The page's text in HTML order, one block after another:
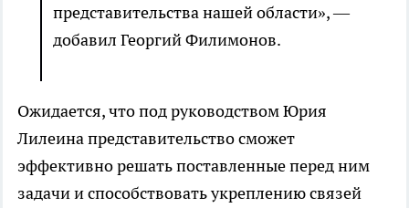
представительства нашей области», —
добавил Георгий Филимонов.
Ожидается, что под руководством Юрия
Лилеина представительство сможет
эффективно решать поставленные перед ним
задачи и способствовать укреплению связей